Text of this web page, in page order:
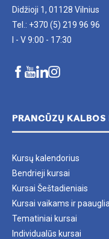
Didžioji 1, 01128 Vilnius
Tel.: +370 (5) 219 96 96
I - V 9:00 - 17:30
PRANCŪZŲ KALBOS
Kursų kalendorius
Bendrieji kursai
Kursai Šeštadieniais
Kursai vaikams ir
Tematiniai kursai
Individualūs kursai